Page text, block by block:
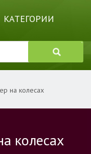
КАТЕГОРИИ
на колесах
колесах